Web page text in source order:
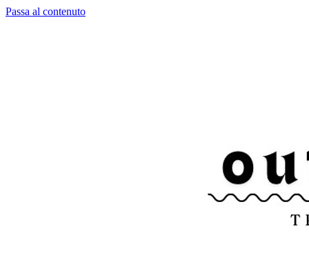
Passa al contenuto